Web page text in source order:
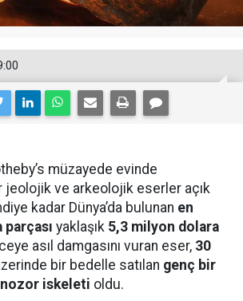
müzayede evinde
jeolojik ve arkeolojik eserler açık
kadar Dünya’da bulunan en
parçası yaklaşık 5,3 milyon dolara
asıl damgasını vuran eser, 30
bir bedelle satılan genç bir
iskeleti oldu.